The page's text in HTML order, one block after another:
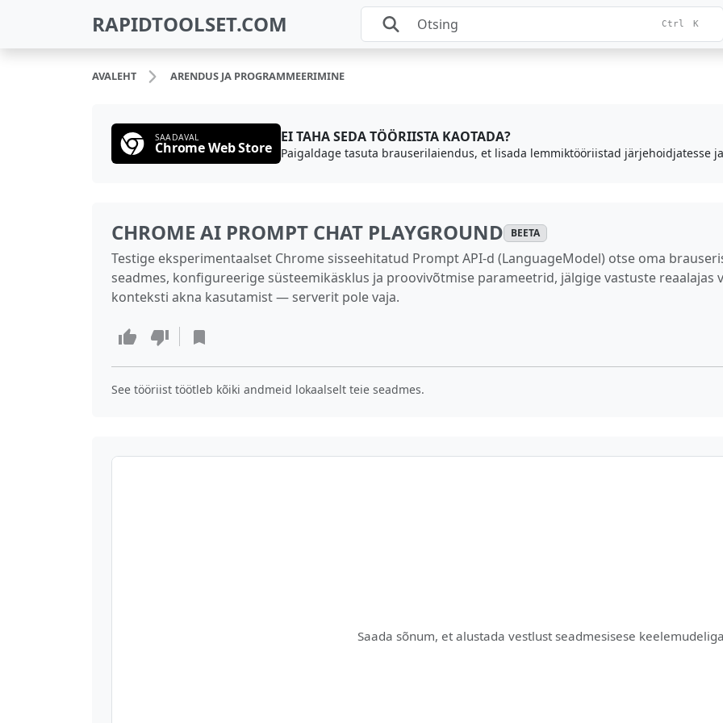
RAPIDTOOLSET.COM Ctrl K
AVALEHT ARENDUS JA PROGRAMMEERIMINE
SAADAVAL
Chrome Web Store
EI TAHA SEDA TÖÖRIISTA KAOTADA?
Paigaldage tasuta brauserilaiendus, et lisada lemmiktööriistad järjehoidjatesse
CHROME AI PROMPT CHAT PLAYGROUND BEETA
Testige eksperimentaalset Chrome sisseehitatud Prompt API-d (LanguageModel) otse oma
seadmes, konfigureerige süsteemikäsklus ja proovivõtmise parameetrid, jälgige vastuste
konteksti akna kasutamist — serverit pole vaja.
See tööriist töötleb kõiki andmeid lokaalselt teie seadmes.
Saada sõnum, et alustada vestlust seadmesisese